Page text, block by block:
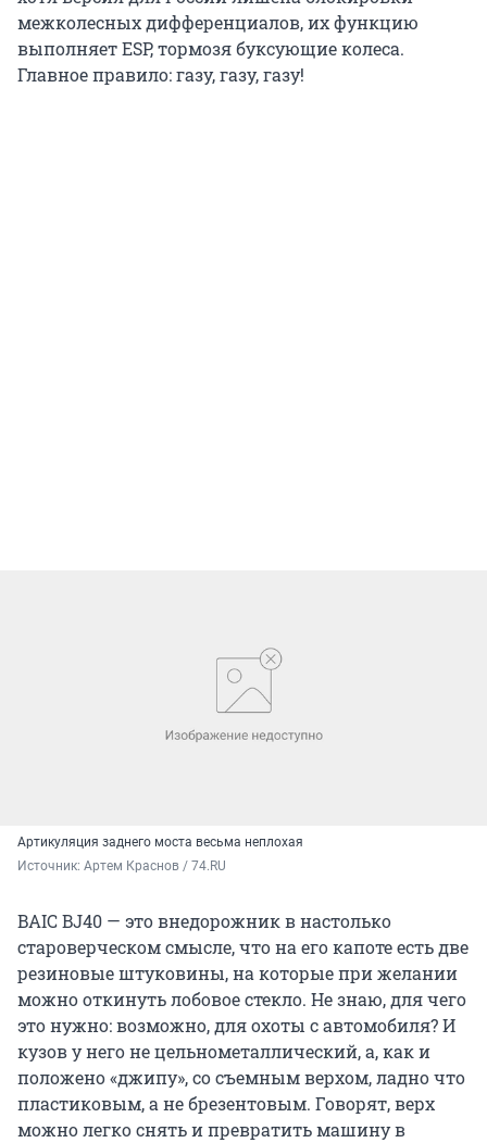
межколесных дифференциалов, их функцию
выполняет ESP, тормозя буксующие колеса.
Главное правило: газу, газу, газу!
Артикуляция заднего моста весьма неплохая
Источник: Артем Краснов / 74.RU
BAIC BJ40 — это внедорожник в настолько
староверческом смысле, что на его капоте есть две
резиновые штуковины, на которые при желании
можно откинуть лобовое стекло. Не знаю, для чего
это нужно: возможно, для охоты с автомобиля? И
кузов у него не цельнометаллический, а, как и
положено «джипу», со съемным верхом, ладно что
пластиковым, а не брезентовым. Говорят, верх
можно легко снять и превратить машину в